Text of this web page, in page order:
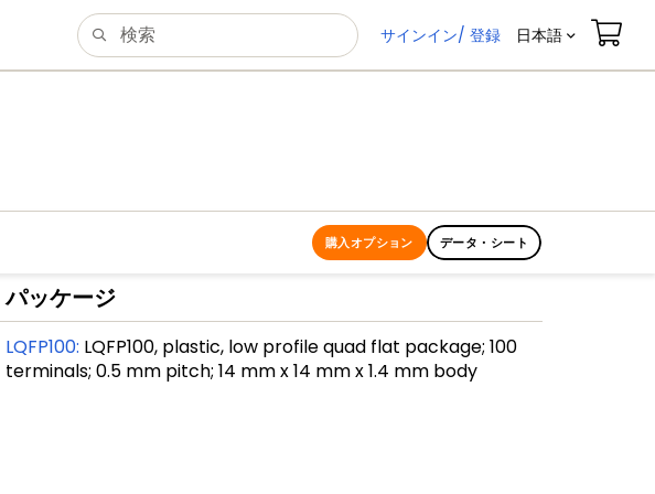
サインイン/ 登録 日本語
購入オプション データ・シート
パッケージ
LQFP100: LQFP100, plastic, low profile quad flat package; 100
terminals; 0.5 mm pitch; 14 mm x 14 mm x 1.4 mm body